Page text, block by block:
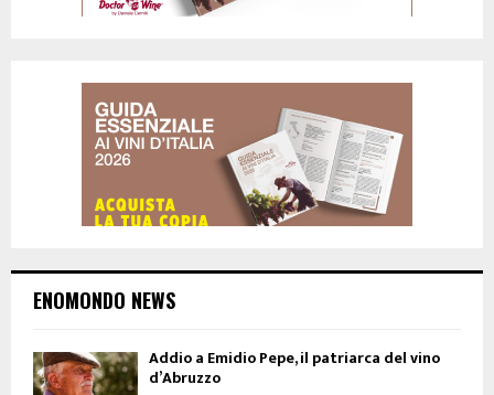
ENOMONDO NEWS
Addio a Emidio Pepe, il patriarca del vino
d’Abruzzo